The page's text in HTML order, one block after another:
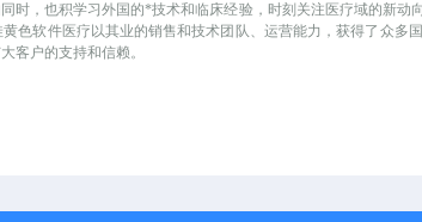
时，也积学习外国的*技术和临床经验，时刻关注医疗域的
色软件医疗以其业的销售和技术团队、运营能力，获得了
户的支持和信赖。